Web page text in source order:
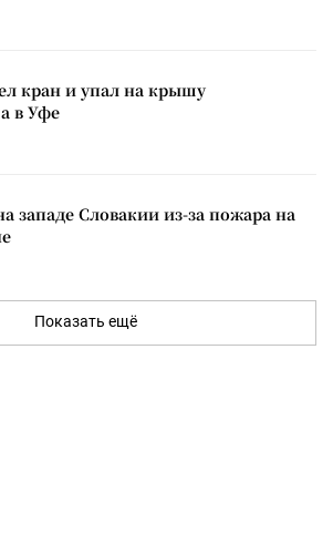
кран и упал на крышу
в Уфе
западе Словакии из-за пожара на
Показать ещё